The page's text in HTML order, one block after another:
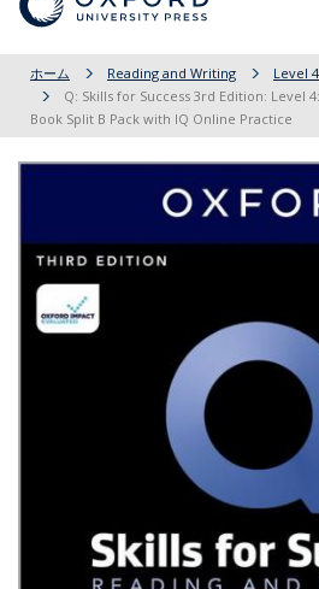
ホーム Reading and Writing
Level 4
Q: Skills for Success 3rd Edition: Level
Book Split B Pack with IQ Online Practice